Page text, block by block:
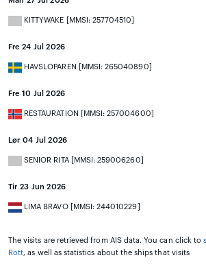
KITTYWAKE [MMSI: 257704510]
Fre 24 Jul 2026
HAVSLOPAREN [MMSI: 265040890]
Fre 10 Jul 2026
RESTAURATION [MMSI: 257004600]
Lør 04 Jul 2026
SENIOR RITA [MMSI: 259006260]
Tir 23 Jun 2026
LIMA BRAVO [MMSI: 244010229]
The visits are retrieved from AIS data. You can click to
Rott, as well as statistics about the ships that visits